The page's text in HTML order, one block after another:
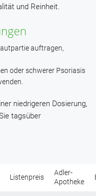
und Reinheit.
auftragen,
oder schwerer Psoriasis
niedrigeren Dosierung,
tagsüber
Listenpreis
Adler-
Apotheke